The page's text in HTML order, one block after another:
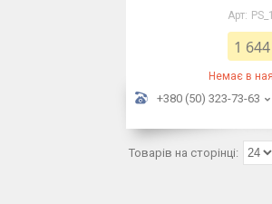
1
Немає в
+380 (50) 323-73-63